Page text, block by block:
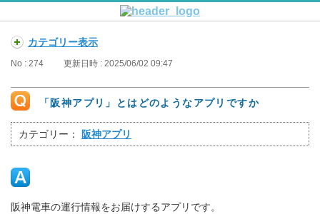
カテゴリー表示
No : 274 更新日時 : 2025/06/02 09:47
「阪神アプリ」とはどのようなアプリですか
カテゴリー： 阪神アプリ
阪神電車の運行情報をお届けするアプリです。